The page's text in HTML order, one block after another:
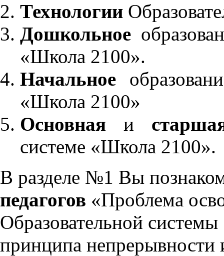
Технологии
Дошкольное
«Школа 2100».
Начальное
«Школа 2100»
Основнаяи
системе «Школа 2100».
В разделе №1 Вы
педагогов «Проблема
Образовательной
принципа непрерывности